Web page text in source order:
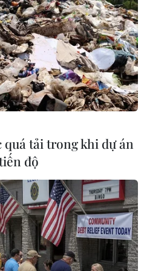
vọng sông Hương với hiệu ứng
du khách. (Ảnh: Hoàng Hùng/
(TTXVN/Vietnam+)
quá tải trong khi dự án
độ